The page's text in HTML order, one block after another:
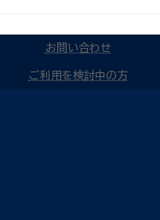
お問い合わせ
ご利用を検討中の方